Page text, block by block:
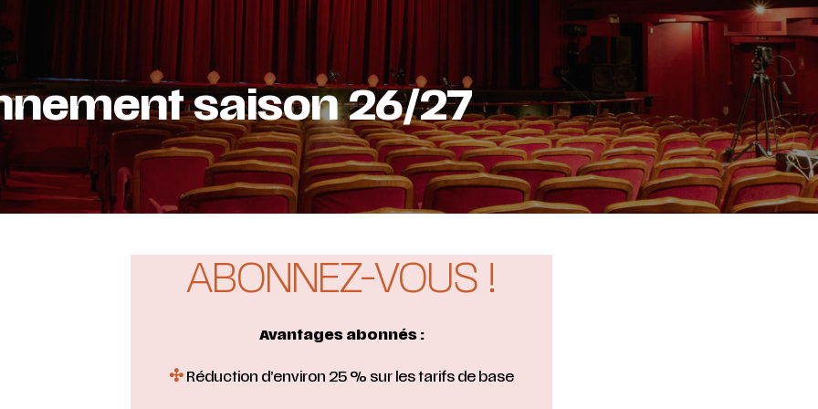
saison 26/27
ABONNEZ-VOUS !
Avantages abonnés :
✣ Réduction d’environ 25 % sur les tarifs de base